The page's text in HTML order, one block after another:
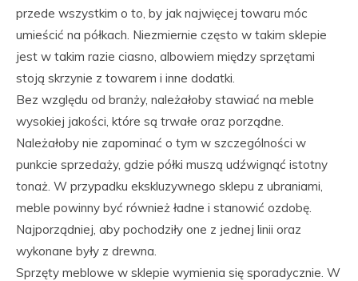
przede wszystkim o to, by jak najwięcej towaru móc
umieścić na półkach. Niezmiernie często w takim sklepie
jest w takim razie ciasno, albowiem między sprzętami
stoją skrzynie z towarem i inne dodatki.
Bez względu od branży, należałoby stawiać na meble
wysokiej jakości, które są trwałe oraz porządne.
Należałoby nie zapominać o tym w szczególności w
punkcie sprzedaży, gdzie półki muszą udźwignąć istotny
tonaż. W przypadku ekskluzywnego sklepu z ubraniami,
meble powinny być również ładne i stanowić ozdobę.
Najporządniej, aby pochodziły one z jednej linii oraz
wykonane były z drewna.
Sprzęty meblowe w sklepie wymienia się sporadycznie. W